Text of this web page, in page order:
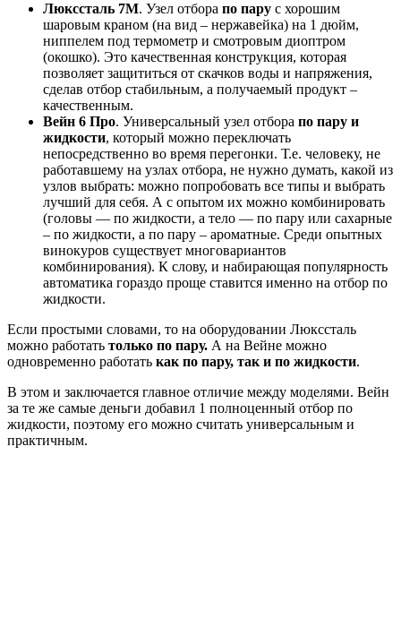
Люкссталь 7М. Узел отбора по пару с хорошим
шаровым краном (на вид – нержавейка) на 1 дюйм,
ниппелем под термометр и смотровым диоптром
(окошко). Это качественная конструкция, которая
позволяет защититься от скачков воды и напряжения,
сделав отбор стабильным, а получаемый продукт –
качественным.
Вейн 6 Про. Универсальный узел отбора по пару и
жидкости, который можно переключать
непосредственно во время перегонки. Т.е. человеку, не
работавшему на узлах отбора, не нужно думать, какой из
узлов выбрать: можно попробовать все типы и выбрать
лучший для себя. А с опытом их можно комбинировать
(головы — по жидкости, а тело — по пару или сахарные
– по жидкости, а по пару – ароматные. Среди опытных
винокуров существует многовариантов
комбинирования). К слову, и набирающая популярность
автоматика гораздо проще ставится именно на отбор по
жидкости.
Если простыми словами, то на оборудовании Люкссталь
можно работать только по пару. А на Вейне можно
одновременно работать как по пару, так и по жидкости.
В этом и заключается главное отличие между моделями. Вейн
за те же самые деньги добавил 1 полноценный отбор по
жидкости, поэтому его можно считать универсальным и
практичным.